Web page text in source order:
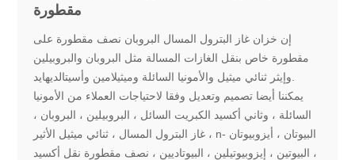
مقطورة
إن خزان غاز البترول المسال البروبان نصف مقطورة على
مقطورة خاص بنقل الغازات المسالة مثل البروبان والبروبيلين
يمكننا أيضا تصميم وتعديل وفقا لاحتياجات العملاء من الأمونيا
السائلة ، وثاني أكسيد الكبريت السائل ، البروبيلين ، البروبان ،
غاز البترول المسال ، ثنائي ميثيل الأثير ، n- البيوتان ، أيزوبيوتان
، البيوتين ، إيزوبيوتيلين ، البيوتاديين ، نصف مقطورة نقل أكسيد